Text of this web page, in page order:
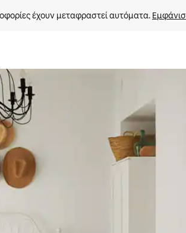
έχουν μεταφραστεί αυτόματα.